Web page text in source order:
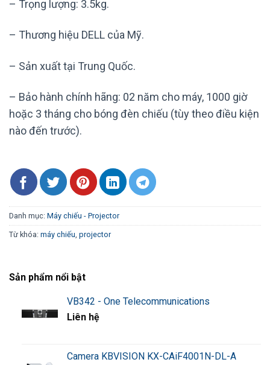
– Trọng lượng: 3.5kg.
– Thương hiệu DELL của Mỹ.
– Sản xuất tại Trung Quốc.
– Bảo hành chính hãng: 02 năm cho máy, 1000 giờ
hoặc 3 tháng cho bóng đèn chiếu (tùy theo điều kiện
nào đến trước).
Danh mục: Máy chiếu - Projector
Từ khóa: máy chiếu, projector
Sản phẩm nổi bật
VB342 - One Telecommunications
Liên hệ
Camera KBVISION KX-CAiF4001N-DL-A